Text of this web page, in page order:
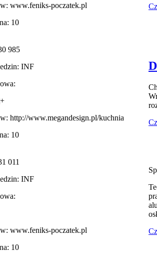
www.feniks-poczatek.pl
10
985
INF
http://www.megandesign.pl/kuchnia
10
011
INF
www.feniks-poczatek.pl
10